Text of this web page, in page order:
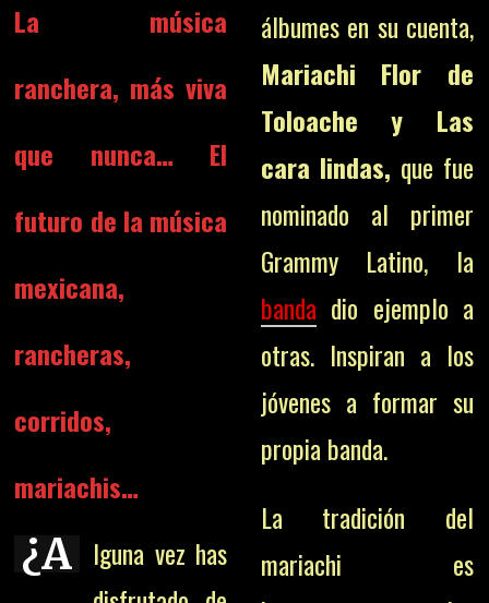
La música
ranchera, más viva
que nunca… El
futuro de la música
mexicana,
rancheras,
corridos,
mariachis…
¿A lguna vez has
álbumes en su cuenta,
Mariachi Flor de
Toloache y Las
cara lindas, que fue
nominado al primer
Grammy Latino, la
banda dio ejemplo a
otras. Inspiran a los
jóvenes a formar su
propia banda.
La tradición del
mariachi es